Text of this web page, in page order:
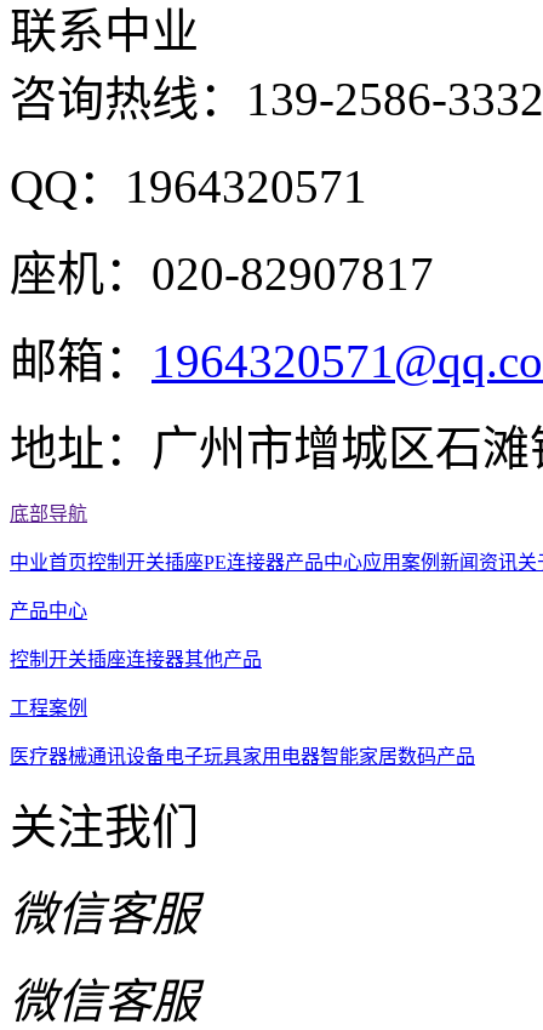
联系中业
咨询热线： 139-2586-3332
QQ：1964320571
座机：020-82907817
邮箱：
地址：广州市增城区石
底部导航
中业首页控制开关插座PE连接器产品中心应用案例 新闻资讯关
产品中心
控制开关插座连接器其他产品
工程案例
医疗器械通讯设备电子玩具家用电器智能家居数码产品
关注我们
微信客服
微信客服